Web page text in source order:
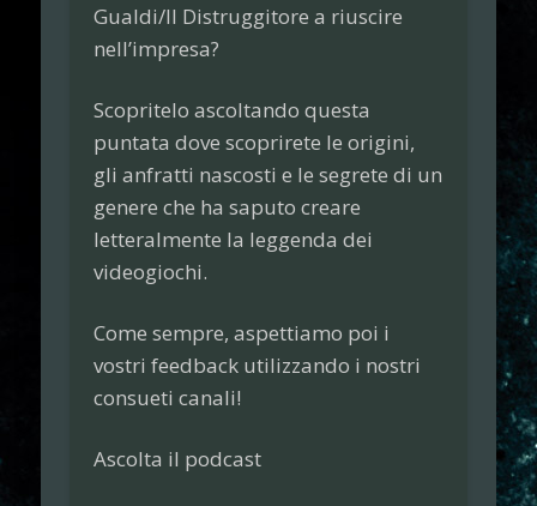
Gualdi/Il Distruggitore a riuscire
nell’impresa?
Scopritelo ascoltando questa
puntata dove scoprirete le origini,
gli anfratti nascosti e le segrete di un
genere che ha saputo creare
letteralmente la leggenda dei
videogiochi.
Come sempre, aspettiamo poi i
vostri feedback utilizzando i nostri
consueti canali!
Ascolta il podcast